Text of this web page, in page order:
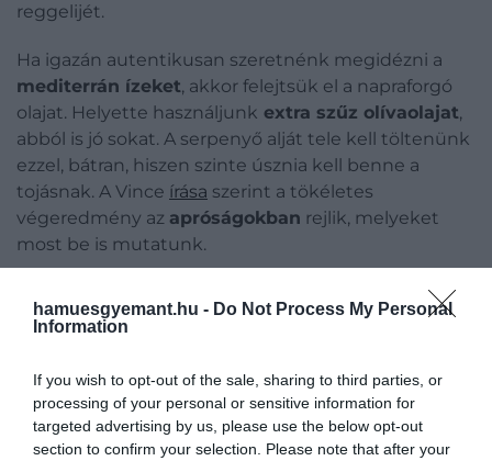
hamuesgyemant.hu - Do Not Process My Personal
Information
If you wish to opt-out of the sale, sharing to third parties, or
processing of your personal or sensitive information for
targeted advertising by us, please use the below opt-out
section to confirm your selection. Please note that after your
reggelijét.
Ha igazán autentikusan szeretnénk megidézni a
mediterrán ízeket, akkor felejtsük el a napraforgó
olajat. Helyette használjunk extra szűz olívaolajat,
abból is jó sokat. A serpenyő alját tele kell töltenünk
ezzel, bátran, hiszen szinte úsznia kell benne a
tojásnak. A Vince írása szerint a tökéletes
végeredmény az apróságokban rejlik, melyeket
most be is mutatunk.